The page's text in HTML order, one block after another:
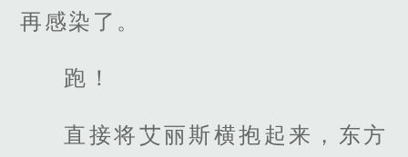
再感染了。
跑！
直接将艾丽斯横抱起来，东方